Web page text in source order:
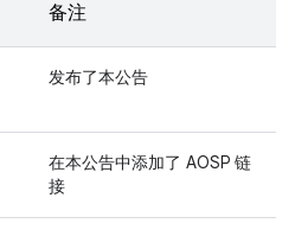
备注
发布了本公告
在本公告中添加了 AOSP 链
接